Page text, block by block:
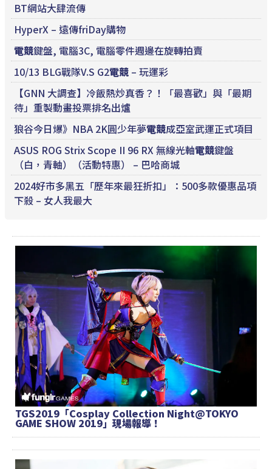
BT網站大肆流傳
HyperX – 遠傳friDay購物
電競鍵盤, 電腦3C, 電腦零件週邊在旋轉拍賣
10/13 BLG戰隊V.S G2電競 – 玩運彩
【GNN 大調查】冷飯熱炒真香？！「最喜歡」與「最期
待」重製動畫投票排名出爐
狼谷今日爆》NBA 2K圓少年夢電競成亞室武運正式項目
ASUS ROG Strix Scope II 96 RX 無線光軸電競鍵盤
（白，青軸）（活動特惠） – 巴哈商城
2024好市多黑五「歷年來最狂折扣」：500多款優惠品項
下殺 – 女人我最大
TGS2019「Cosplay Collection Night@TOKYO
GAME SHOW 2019」現場報導！